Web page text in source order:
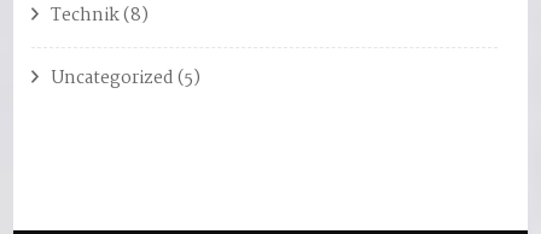
Technik(8)
Uncategorized(5)